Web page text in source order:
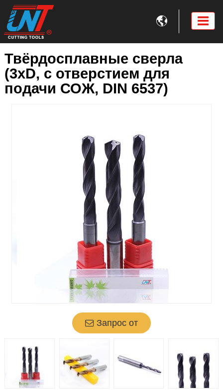

Твёрдосплавные сверла
(3xD, с отверстием для
подачи СОЖ, DIN 6537)
Запрос от